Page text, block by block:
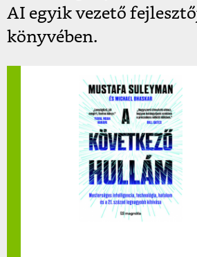
AI egyik vezető
könyvében.